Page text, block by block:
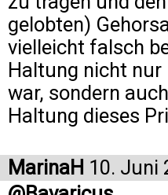
gelobten)
vielleicht falsch
Haltung nicht nur
war, sondern
Haltung dieses
MarinaH 10. Juni